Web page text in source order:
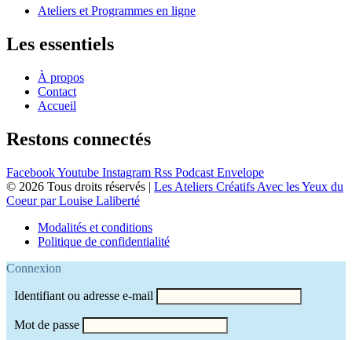
Ateliers et Programmes en ligne
Les essentiels
À propos
Contact
Accueil
Restons connectés
FacebookYoutube Instagram Rss Podcast Envelope
© 2026 Tous droits réservés | Les Ateliers Créatifs Avec les Yeux du
Coeur par Louise Laliberté
Modalités et conditions
Politique de confidentialité
Connexion
Identifiant ou adresse e-mail
Mot de passe